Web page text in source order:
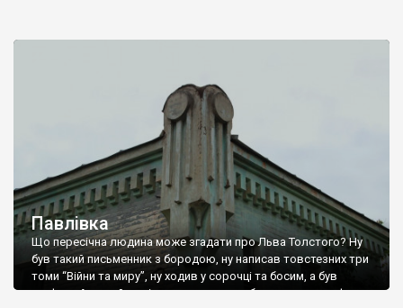
Павлівка
Що пересічна людина може згадати про Льва Толстого? Ну
був такий письменник з бородою, ну написав товстезних три
томи “Війни та миру”, ну ходив у сорочці та босим, а був
графом. Але майже ніхто не згадає, що була у цього графа